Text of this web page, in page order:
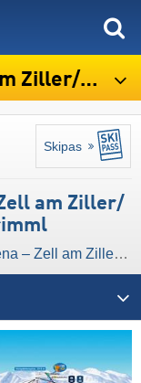
​Hochkrimml
Skipas
am Ziller/​
​Königsleiten/​Hochkrimml